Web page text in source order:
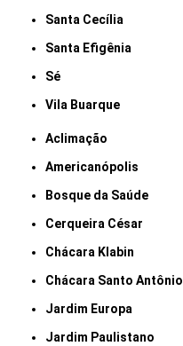
Santa Cecília
Santa Efigênia
Sé
Vila Buarque
Aclimação
Americanópolis
Bosque da Saúde
Cerqueira César
Chácara Klabin
Chácara Santo Antônio
Jardim Europa
Jardim Paulistano